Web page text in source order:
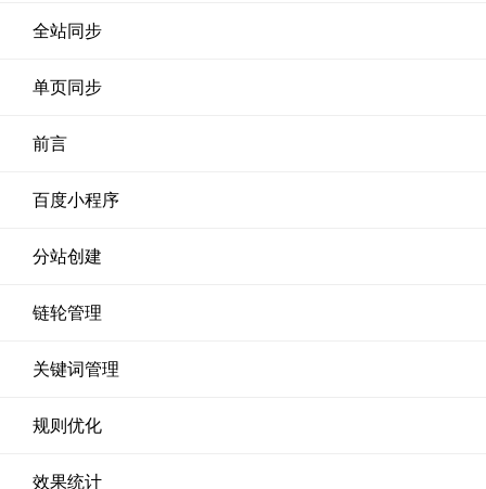
全站同步
单页同步
前言
百度小程序
分站创建
链轮管理
关键词管理
规则优化
效果统计